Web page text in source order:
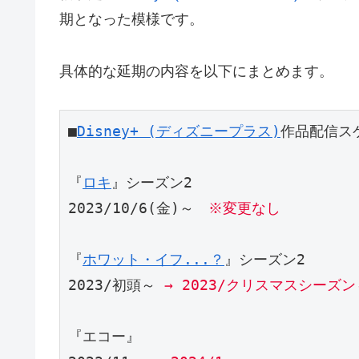
期となった模様です。
具体的な延期の内容を以下にまとめます。
■Disney+ (ディズニープラス)作品配信ス
『 ロキ 』シーズン2
2023/10/6(金)～ ※変更なし
『ホワット・イフ...？ 』シーズン2
2023/初頭～ → 2023/クリスマスシーズン
『エコー』